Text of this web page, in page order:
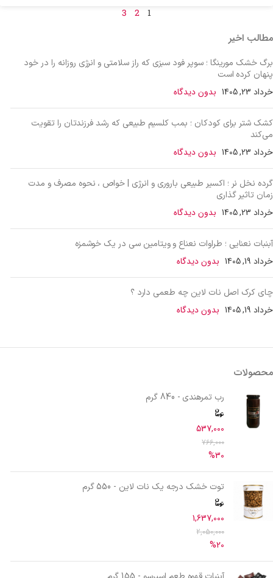
1
2
3
مطالب اخیر
برگ خشک مورینگا ؛ سوپر فود سبزی که راز سلامتی و انرژی روزانه را در خود
پنهان کرده است
خرداد 23, 1405 بدون دیدگاه
کشک شتر برای کودکان ؛ بمب کلسیم طبیعی که رشد فرزندتان را تقویت
می‌کند
خرداد 23, 1405 بدون دیدگاه
گرده نخل نر ؛ اکسیر طبیعی باروری و انرژی | خواص ، نحوه مصرف و مدت
زمان تاثیر گذاری
خرداد 23, 1405 بدون دیدگاه
آبنبات نعنایی ؛ طراوات نعناع و ویتامین سی در یک خوشمزه
خرداد 19, 1405 بدون دیدگاه
چای کرک اصل نات لاین چه طعمی دارد ؟
خرداد 19, 1405 بدون دیدگاه
محصولات
رب تمرهندی - 840 گرم
537,000
766,000
%30
توت خشک درجه یک نات لاین - 550 گرم
1,637,000
2,050,000
%20